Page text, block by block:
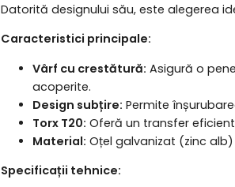
Datorită designului său, este alegerea
Caracteristici principale:
Vârf cu crestătură: Asigură o
acoperite.
Design subțire: Permite
Torx T20: Oferă un transfer
Material: Oțel galvanizat (zinc
Specificații tehnice: